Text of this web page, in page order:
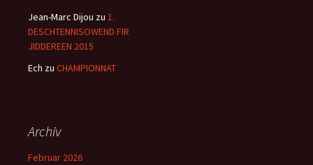
Jean-Marc Dijou zu 1.
DESCHTENNISOWEND FIR
JIDDEREEN 2015
Ech zu CHAMPIONNAT
Archiv
Februar 2026